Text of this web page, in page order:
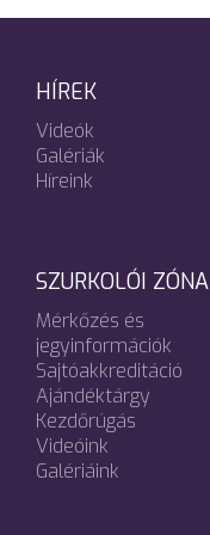
HÍREK
Videók
Galériák
Híreink
SZURKOLÓI ZÓNA
Mérkőzés és
jegyinformációk
Sajtóakkreditáció
Ajándéktárgy
Kezdőrúgás
Videóink
Galériáink